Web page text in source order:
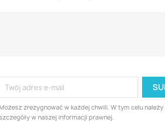
Możesz zrezygnować w każdej chwili. W tym celu
w naszej informacji prawnej.